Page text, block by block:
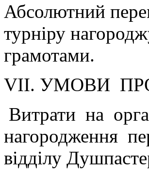
Абсолютний
турніру
грамотами.
VІІ. УМОВИ
Витрати на
нагородження
відділу